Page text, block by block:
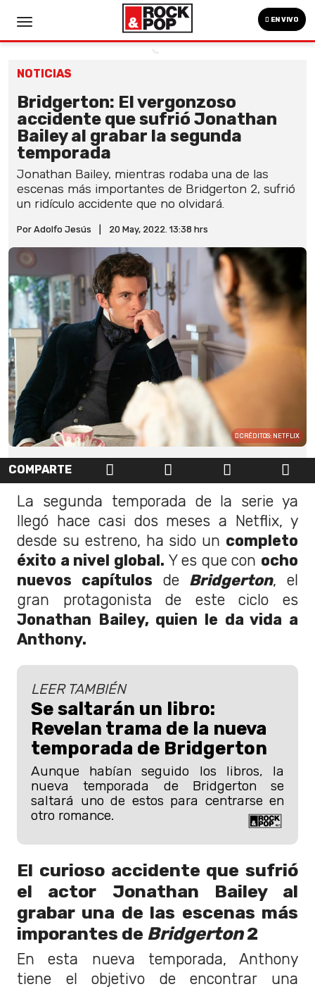
EN VIVO
NOTICIAS
Bridgerton: El vergonzoso
accidente que sufrió Jonathan
Bailey al grabar la segunda
temporada
Jonathan Bailey, mientras rodaba una de las
escenas más importantes de Bridgerton 2, sufrió
un ridículo accidente que no olvidará.
Por Adolfo Jesús 20 May, 2022. 13:38 hrs
CRÉDITOS: NETFLIX
COMPARTE
La segunda temporada de la serie ya
llegó hace casi dos meses a Netflix, y
desde su estreno, ha sido un completo
éxito a nivel global. Y es que con ocho
nuevos capítulos de Bridgerton, el
gran protagonista de este ciclo es
Jonathan Bailey, quien le da vida a
Anthony.
LEER TAMBIÉN
Se saltarán un libro:
Revelan trama de la nueva
temporada de Bridgerton
Aunque habían seguido los libros, la
nueva temporada de Bridgerton se
saltará uno de estos para centrarse en
otro romance.
El curioso accidente que sufrió
el actor Jonathan Bailey al
grabar una de las escenas más
imporantes de Bridgerton2
En esta nueva temporada, Anthony
tiene el objetivo de encontrar una